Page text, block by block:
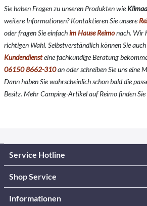
Sie haben Fragen zu unseren Produkten wie
weitere Informationen? Kontaktieren Sie unsere
oder fragen Sie einfachim Hause Reimonach. Wir
richtigen Wahl. Selbstverständlich können Sie
Kundendiensteine fachkundige Beratung
06150 8662-310an oder schreiben Sie uns eine
Dann haben Sie wahrscheinlich schon bald die
Besitz. Mehr Camping-Artikel auf Reimo finden Sie
Service Hotline
Shop Service
Informationen